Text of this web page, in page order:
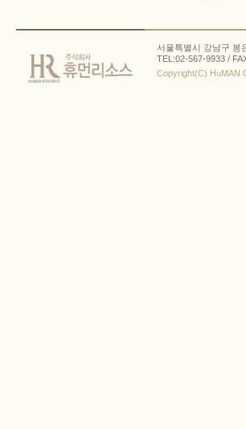
서울특별시 강남구 봉
TEL:02-567-9933 /
Copyright(C) HuMAN